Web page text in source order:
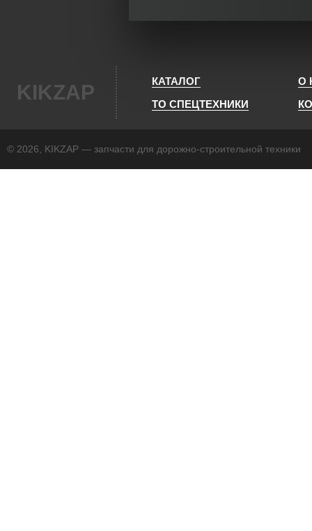
KIKZAP КАТАЛОГ
О
ТО СПЕЦТЕХНИКИ
© 2026, KIKZAP — запчасти для дорожно-строительной техники